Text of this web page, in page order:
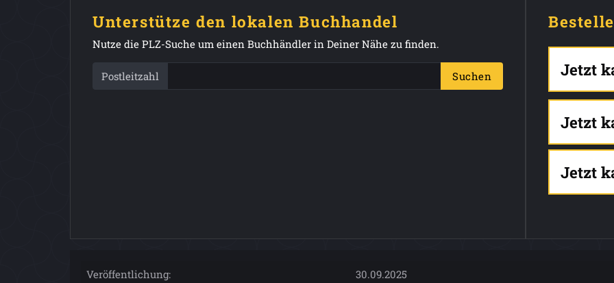
Unterstütze den lokalen Buchhandel
Nutze die PLZ-Suche um einen Buchhändler in Deiner Nähe zu finden.
Postleitzahl Suchen Jetzt
Jetzt
Jetzt
Veröffentlichung:
30.09.2025